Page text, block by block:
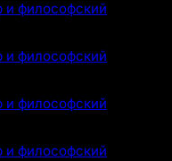
философский
философский
философский
философский